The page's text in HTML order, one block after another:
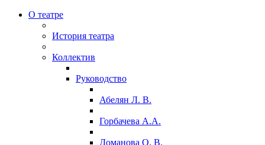
О театре
История театра
Коллектив
Руководство
Абелян Л. В.
Горбачева А.А.
Доманова О. В.